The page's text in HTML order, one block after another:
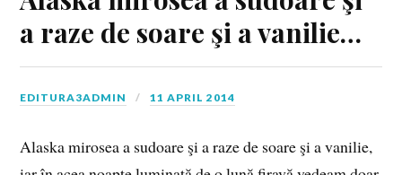
a raze de soare şi a vanilie…
EDITURA3ADMIN 11 APRIL 2014
Alaska mirosea a sudoare şi a raze de soare şi a vanilie,